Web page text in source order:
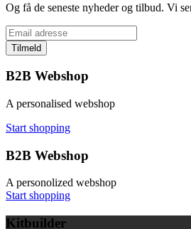
Og få de seneste nyheder og tilbud. Vi
Tilmeld
B2B Webshop
A personalised webshop
Start shopping
B2B Webshop
A personolized webshop
Start shopping
Kitbuilder